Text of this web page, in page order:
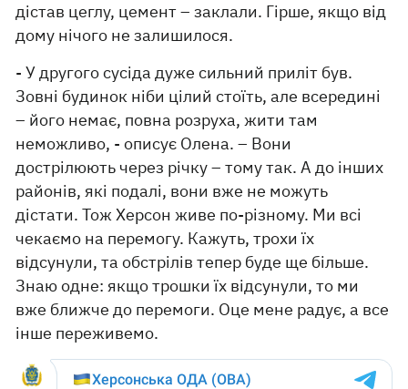
дістав цеглу, цемент – заклали. Гірше, якщо від
дому нічого не залишилося.
- У другого сусіда дуже сильний приліт був.
Зовні будинок ніби цілий стоїть, але всередині
– його немає, повна розруха, жити там
неможливо, - описує Олена. – Вони
дострілюють через річку – тому так. А до інших
районів, які подалі, вони вже не можуть
дістати. Тож Херсон живе по-різному. Ми всі
чекаємо на перемогу. Кажуть, трохи їх
відсунули, та обстрілів тепер буде ще більше.
Знаю одне: якщо трошки їх відсунули, то ми
вже ближче до перемоги. Оце мене радує, а все
інше переживемо.